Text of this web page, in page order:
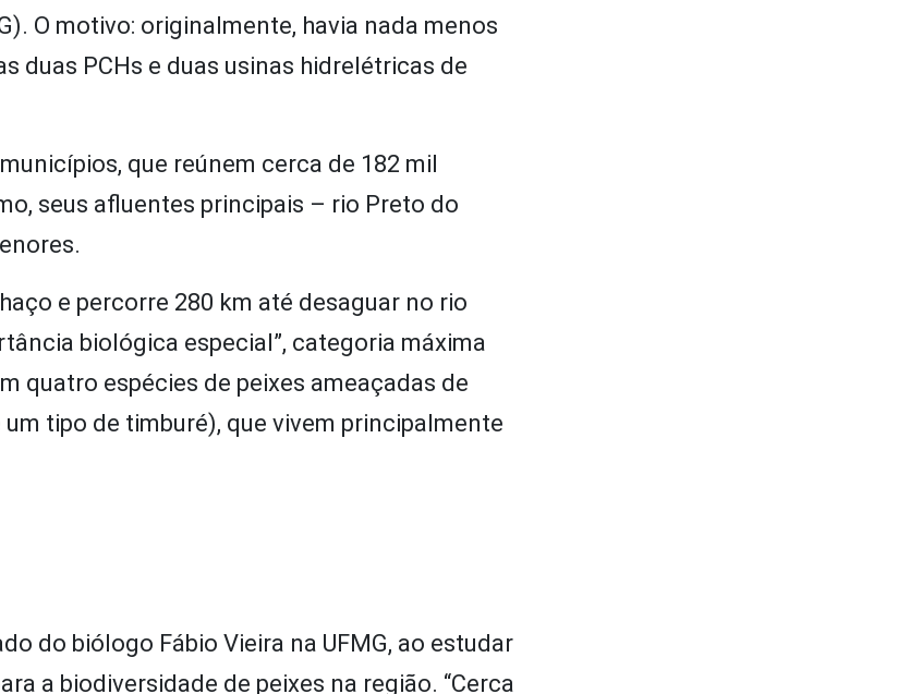
O motivo: originalmente, havia nada menos
duas PCHs e duas usinas hidrelétricas de
que reúnem cerca de 182 mil
seus afluentes principais – rio Preto do
e percorre 280 km até desaguar no rio
biológica especial”, categoria máxima
quatro espécies de peixes ameaçadas de
tipo de timburé), que vivem principalmente
do biólogo Fábio Vieira na UFMG, ao estudar
a biodiversidade de peixes na região. “Cerca